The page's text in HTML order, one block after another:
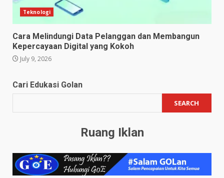
Teknologi
Cara Melindungi Data Pelanggan dan Membangun
Kepercayaan Digital yang Kokoh
July 9, 2026
Cari Edukasi Golan
SEARCH
Ruang Iklan